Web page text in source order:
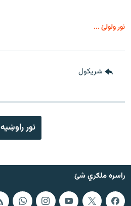
نور ولولئ ...
شريکول
نور راوښيه
راسره ملګري شئ